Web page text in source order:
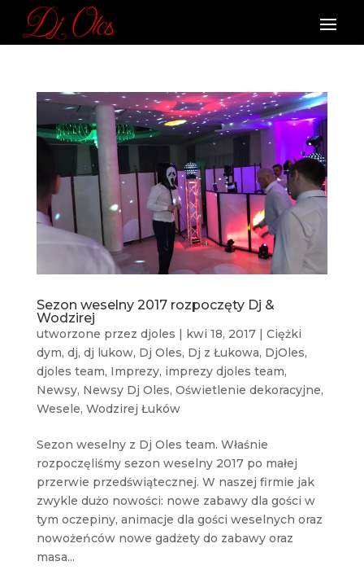
Sezon weselny 2017 rozpoczęty Dj &
Wodzirej
utworzone przez djoles | kwi 18, 2017| Ciężki
dym, dj, dj lukow, Dj Oles, Dj z Łukowa, DjOles,
djoles team, Imprezy, imprezy djoles team,
Newsy, Newsy Dj Oles, Oświetlenie dekoracyjne,
Wesele, Wodzirej Łuków
Sezon weselny z Dj Oles team. Właśnie
rozpoczęliśmy sezon weselny 2017 po małej
przerwie przedświątecznej. W naszej firmie jak
zwykle dużo nowości: nowe zabawy dla gości w
tym oczepiny, animacje dla gości weselnych oraz
nowożeńców nowe gadżety do zabawy oraz
masa...